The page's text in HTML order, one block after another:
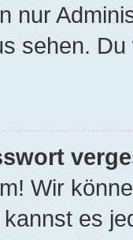
nur
sehen.
Wir
es